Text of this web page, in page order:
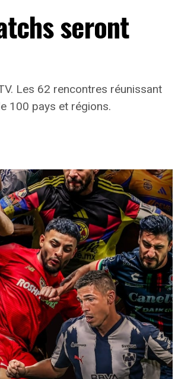
seront
Les 62 rencontres réunissant
100 pays et régions.